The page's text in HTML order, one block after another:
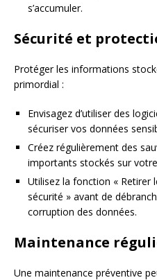
s’accumuler.
Sécurité et
Protéger les informations
primordial :
Envisagez d’utiliser des
sécuriser vos données
Créez régulièrement des
importants stockés sur
Utilisez la fonction « Retirer
sécurité » avant de
corruption des données.
Maintenance
Une maintenance préventive